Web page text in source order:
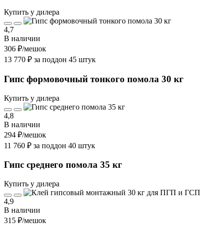
Купить у дилера
4,7
В наличии
306 ₽/мешок
13 770 ₽ за поддон 45 штук
Гипс формовочный тонкого помола 30 кг
Купить у дилера
4,8
В наличии
294 ₽/мешок
11 760 ₽ за поддон 40 штук
Гипс среднего помола 35 кг
Купить у дилера
4,9
В наличии
315 ₽/мешок